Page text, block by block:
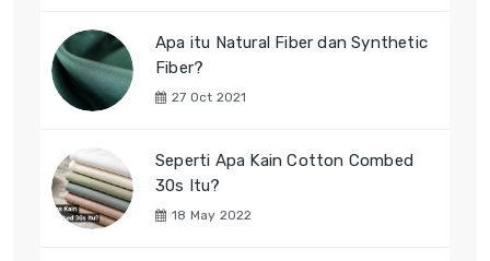
Apa itu Natural Fiber dan Synthetic
Fiber?
27 Oct 2021
Seperti Apa Kain Cotton Combed
30s Itu?
18 May 2022